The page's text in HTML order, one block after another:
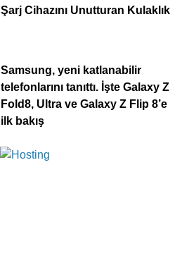
Şarj Cihazını Unutturan Kulaklık
Samsung, yeni katlanabilir
telefonlarını tanıttı. İşte Galaxy Z
Fold8, Ultra ve Galaxy Z Flip 8’e
ilk bakış